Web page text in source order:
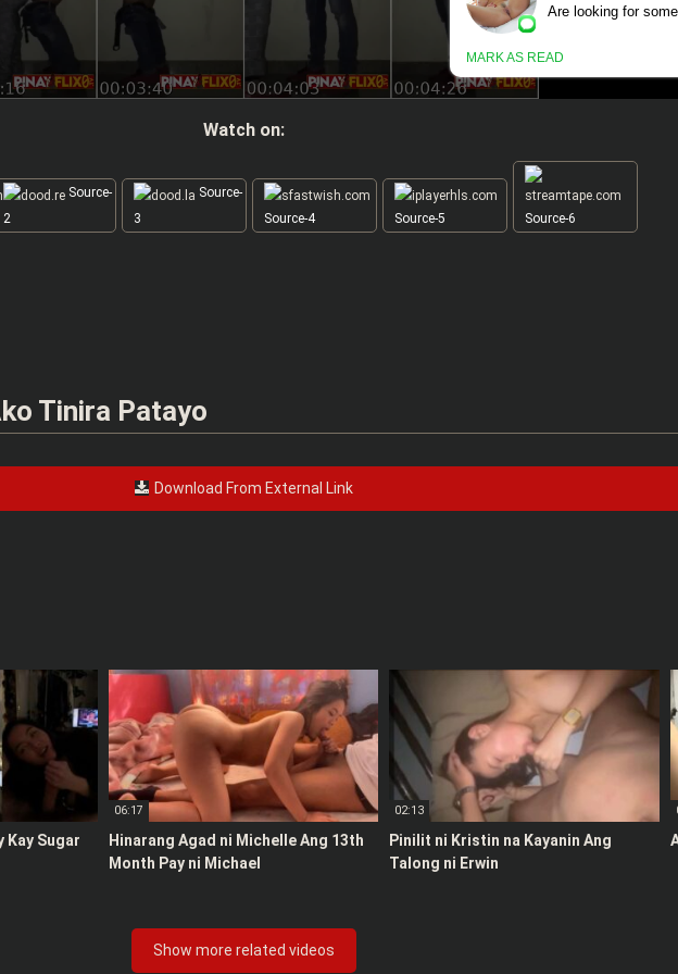
Watch on:
Source-
2
Source-
3
Source-4 Source-5 Source-6
Tinira Patayo
Download From External Link
Kay Sugar
06:17
Hinarang Agad ni Michelle Ang 13th
Month Pay ni Michael
02:13
Pinilit ni Kristin na Kayanin Ang
Talong ni Erwin
Show more related videos